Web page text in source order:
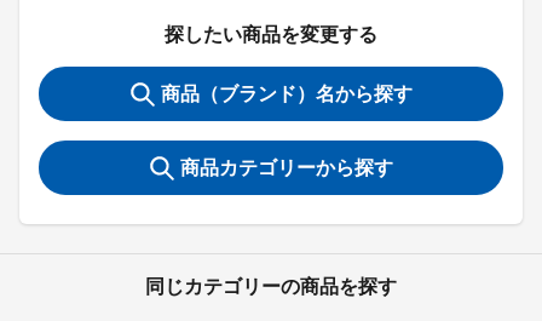
探したい商品を変更する
商品（ブランド）名から探す
商品カテゴリーから探す
同じカテゴリーの商品を探す